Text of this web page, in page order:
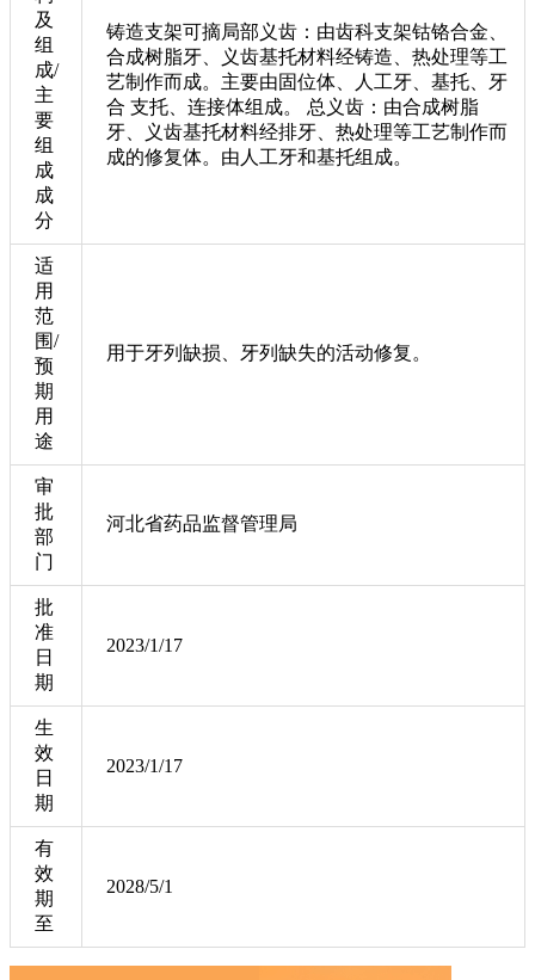
及
组
成/
主
要
组
成
成
分
铸造支架可摘局部义齿：由齿科支架钴铬合金、
合成树脂牙、义齿基托材料经铸造、热处理等工
艺制作而成。主要由固位体、人工牙、基托、牙
合 支托、连接体组成。 总义齿：由合成树脂
牙、义齿基托材料经排牙、热处理等工艺制作而
成的修复体。由人工牙和基托组成。
适
用
范
围/
预
期
用
途
用于牙列缺损、牙列缺失的活动修复。
审
批
部
门
河北省药品监督管理局
批
准
日
期
2023/1/17
生
效
日
期
2023/1/17
有
效
期
至
2028/5/1